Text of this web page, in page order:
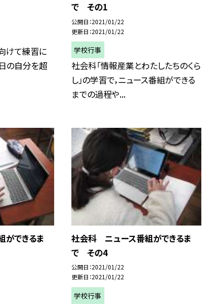
けて練習に
の自分を超
で その1
公開日 2021/01/22
更新日 2021/01/22
学校行事
社会科「情報産業とわたしたちのくら
し」の学習で，ニュース番組ができる
までの過程や...
できるま
社会科 ニュース番組ができるま
で その4
公開日 2021/01/22
更新日 2021/01/22
学校行事